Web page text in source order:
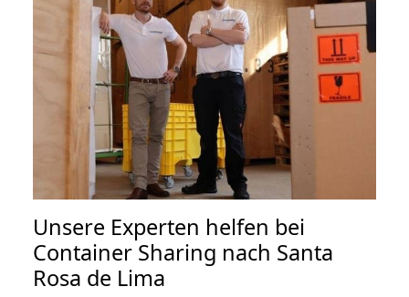
Unsere Experten helfen bei
Container Sharing nach Santa
Rosa de Lima